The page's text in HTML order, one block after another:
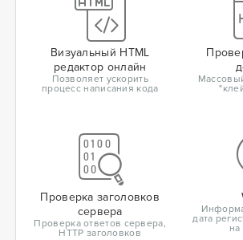
Визуальный HTML
редактор онлайн
Позволяет ускорить
процесс написания кода
Проверка заголовков
сервера
Проверка ответов сервера,
HTTP заголовков
дата
на